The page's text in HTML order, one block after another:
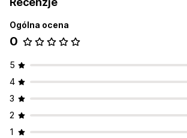
Odnowienie subskrypcji
Kampanie mające na celu odzyskanie
Hasło jednorazowe (OTP)
Ogólna ocena
0
5
4
3
2
1